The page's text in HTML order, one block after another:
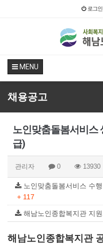
로그인
MENU
채용공고
노인맞춤돌봄서비스
급)
관리자 0 13930
노인맞춤돌봄서비스 수
+ 117
해남노인종합복지관 지
해남노인종합복지관